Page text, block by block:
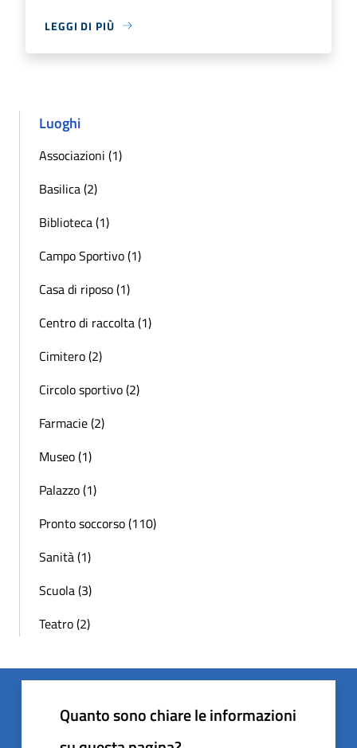
LEGGI DI PIÙ
Luoghi
Associazioni (1)
Basilica (2)
Biblioteca (1)
Campo Sportivo (1)
Casa di riposo (1)
Centro di raccolta (1)
Cimitero (2)
Circolo sportivo (2)
Farmacie (2)
Museo (1)
Palazzo (1)
Pronto soccorso (110)
Sanità (1)
Scuola (3)
Teatro (2)
Quanto sono chiare le informazioni